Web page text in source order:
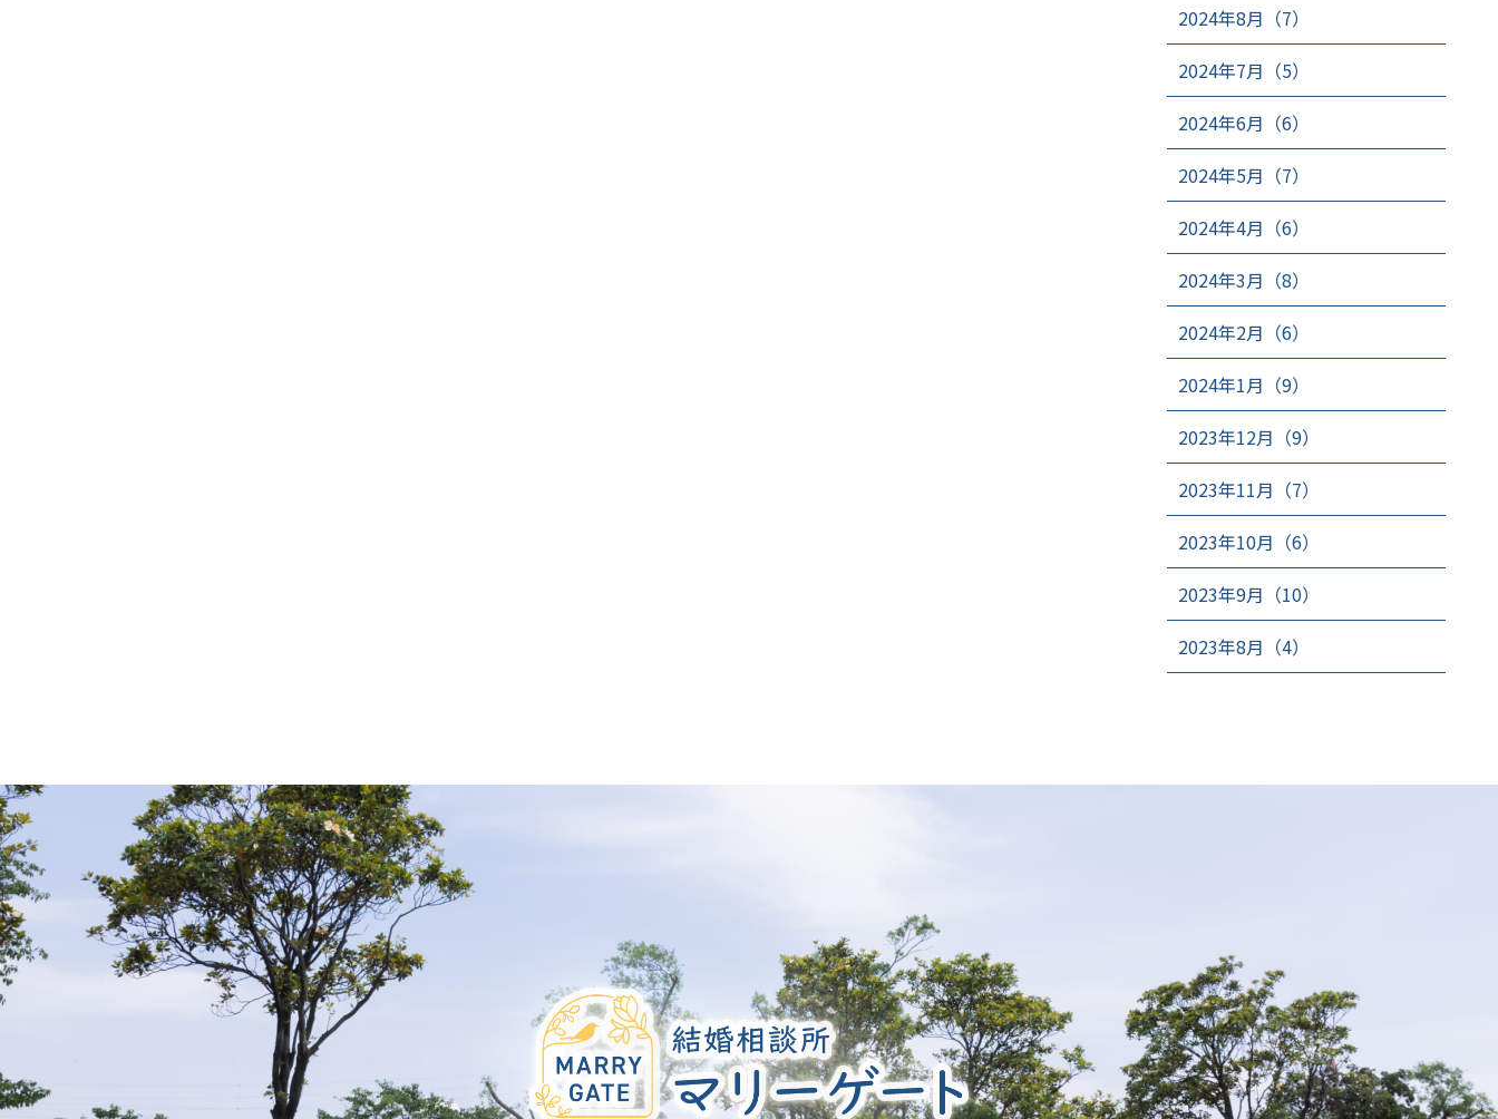
2024年8月（7）
2024年7月（5）
2024年6月（6）
2024年5月（7）
2024年4月（6）
2024年3月（8）
2024年2月（6）
2024年1月（9）
2023年12月（9）
2023年11月（7）
2023年10月（6）
2023年9月（10）
2023年8月（4）